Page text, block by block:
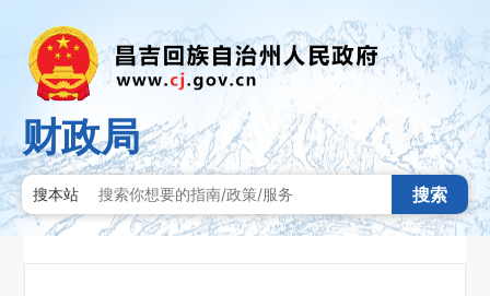
财政局
搜本站 搜索